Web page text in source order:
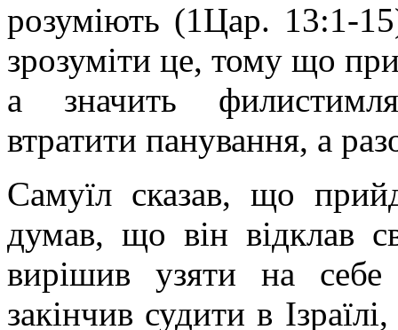
розуміють (1Цар. 13:1-
зрозуміти це, тому що
а значить
втратити панування, а
Самуїл сказав, що
думав, що він відклав
вирішив узяти на
закінчив судити в